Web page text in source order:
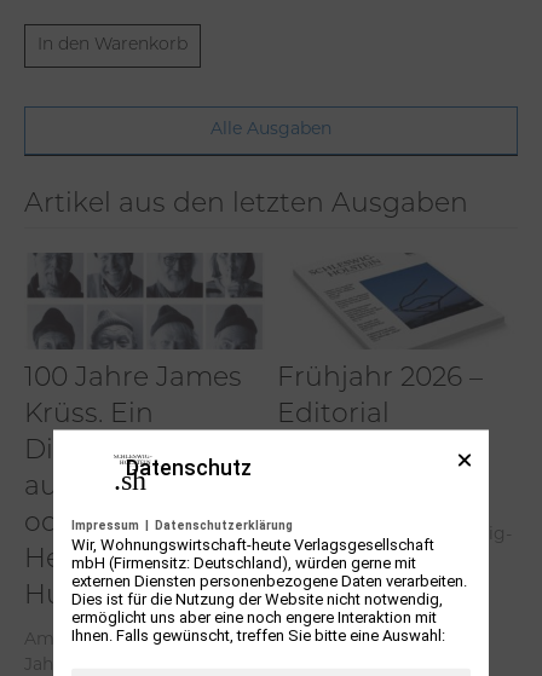
Artikel aus den letzten Ausgaben
100 Jahre James
Krüss. Ein
Dichterwettstreit
auf Helgoland
oder Sieben
Helgas auf der
Hummerklippe
Am 31. Mai 2026 wäre er 100
Jahre alt geworden. James
Frühjahr 2026 –
Editorial
Chefredakteur Kristof
Kulturzeitschrift Schleswig-
Holstein vor.
Weiterlesen
In den Warenkorb
Alle Ausgaben
Datenschutz
Impressum Datenschutzerklärung
Wir, Wohnungswirtschaft-heute Verlagsgesellschaft
mbH (Firmensitz: Deutschland), würden gerne mit
externen Diensten personenbezogene Daten verarbeiten.
Dies ist für die Nutzung der Website nicht notwendig,
ermöglicht uns aber eine noch engere Interaktion mit
Ihnen. Falls gewünscht, treffen Sie bitte eine Auswahl: